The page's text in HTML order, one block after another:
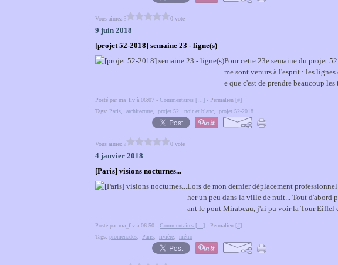
Vous aimez ? 0 vote
9 juin 2018
[projet 52-2018] semaine 23 - ligne(s)
Pour cette 23e semaine du projet
me sont venurs à l'esprit : les
e que c'est de prendre beaucoup
Posté par ma_flv à 06:07 - Commentaires [ ] - Permalien [#]
Tags: Paris architecture projet 52 noir et blanc projet 52-2018
Vous aimez ? 0 vote
4 janvier 2018
[Paris] visions nocturnes...
Lors de mon dernier déplacement
her un peu dans la ville de nuit... Tout d'abord
ant le pont Mirabeau, j'ai pu voir la Tour Eiffel
Posté par ma_flv à 06:50 - Commentaires [ ] - Permalien [#]
Tags: promenades Paris rivière métro